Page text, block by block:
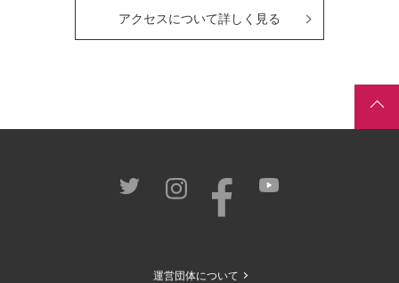
アクセスについて詳しく見る
運営団体について